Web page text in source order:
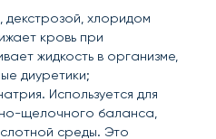
декстрозой, хлоридом
кровь при
жидкость в организме,
диуретики;
Используется для
щелочного баланса,
среды. Это